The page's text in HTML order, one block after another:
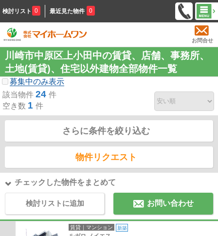
検討リスト 0 最近見た物件 0
お問合せ
川崎市中原区上小田中の賃貸、店舗、事務所、
土地(賃貸)、住宅以外建物全部物件一覧
募集中のみ表示
該当物件 24 件
空き数 1 件
さらに条件を絞り込む
物件リクエスト
チェックした物件をまとめて
検討リストに追加 お問い合わせ
賃貸｜マンション 新築